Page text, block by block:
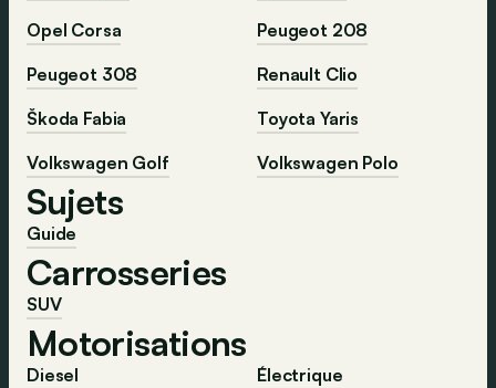
Opel Corsa
Peugeot 208
Peugeot 308
Renault Clio
Škoda Fabia
Toyota Yaris
Volkswagen Golf
Volkswagen Polo
Sujets
Guide
Carrosseries
SUV
Motorisations
Diesel
Électrique